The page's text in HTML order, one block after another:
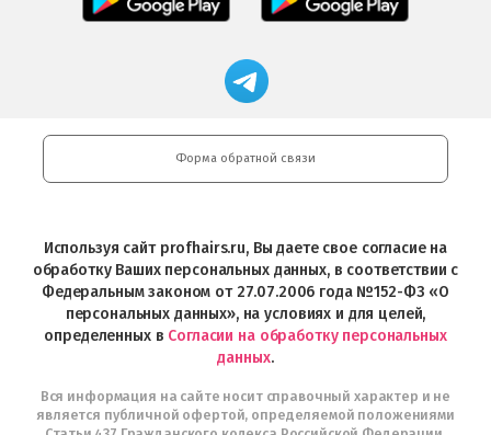
загрузить
приложение
Professional
загрузить
Play
в
приложение
Магазин
профессиональной
Professional
и
Интернет-
Telegram
Форма обратной связи
Используя сайт profhairs.ru, Вы даете свое согласие на
обработку Ваших персональных данных, в соответствии с
Федеральным законом от 27.07.2006 года №152-ФЗ «О
персональных данных», на условиях и для целей,
определенных в Согласии на обработку персональных
данных.
Вся информация на сайте носит справочный характер и не
является публичной офертой, определяемой положениями